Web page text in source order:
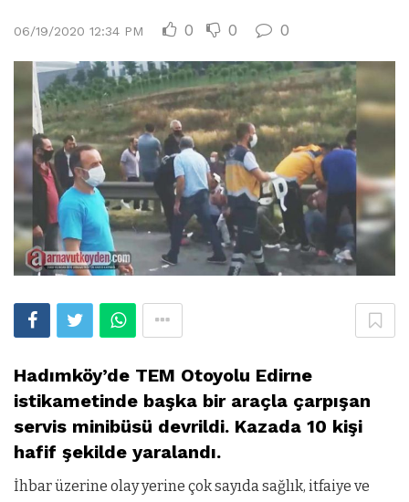
06/19/2020 12:34 PM 0 0 0
Hadımköy’de TEM Otoyolu Edirne
istikametinde başka bir araçla çarpışan
servis minibüsü devrildi. Kazada 10 kişi
hafif şekilde yaralandı.
İhbar üzerine olay yerine çok sayıda sağlık, itfaiye ve